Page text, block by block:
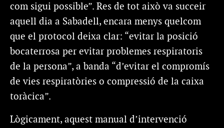
com sigui possible”. Res de tot això va succeir
aquell dia a Sabadell, encara menys quelcom
que el protocol deixa clar: “evitar la posició
bocaterrosa per evitar problemes respiratoris
de la persona”, a banda “d’evitar el compromís
de vies respiratòries o compressió de la caixa
toràcica”.
Lògicament, aquest manual d’intervenció